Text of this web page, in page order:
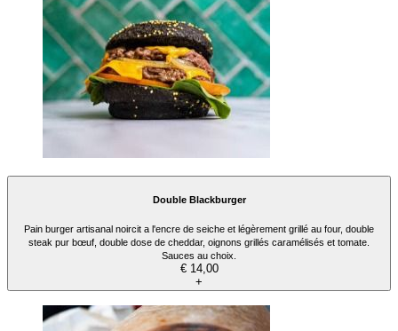
Double Blackburger
Pain burger artisanal noircit a l'encre de seiche et légèrement grillé au four, double
steak pur bœuf, double dose de cheddar, oignons grillés caramélisés et tomate.
Sauces au choix.
€ 14,00
+